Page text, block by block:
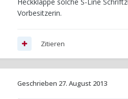
Vorbesitzerin.
Zitieren
Geschrieben 27. August 2013